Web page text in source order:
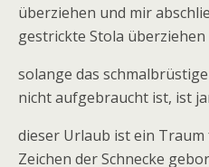
überziehen und mir
gestrickte Stola überziehen
solange das
nicht aufgebraucht ist, ist
dieser Urlaub ist ein
Zeichen der Schnecke